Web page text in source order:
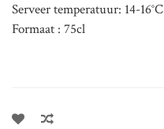
Serveer temperatuur: 14-16°C
Formaat : 75cl